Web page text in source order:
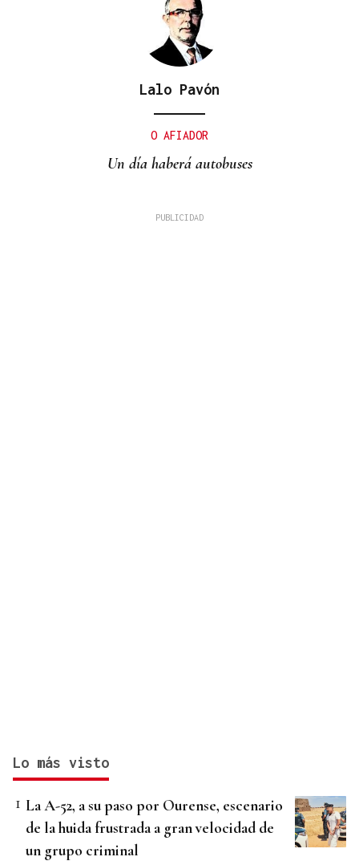
Lalo Pavón
O AFIADOR
Un día haberá autobuses
Lo más visto
La A-52, a su paso por Ourense, escenario
de la huida frustrada a gran velocidad de
un grupo criminal